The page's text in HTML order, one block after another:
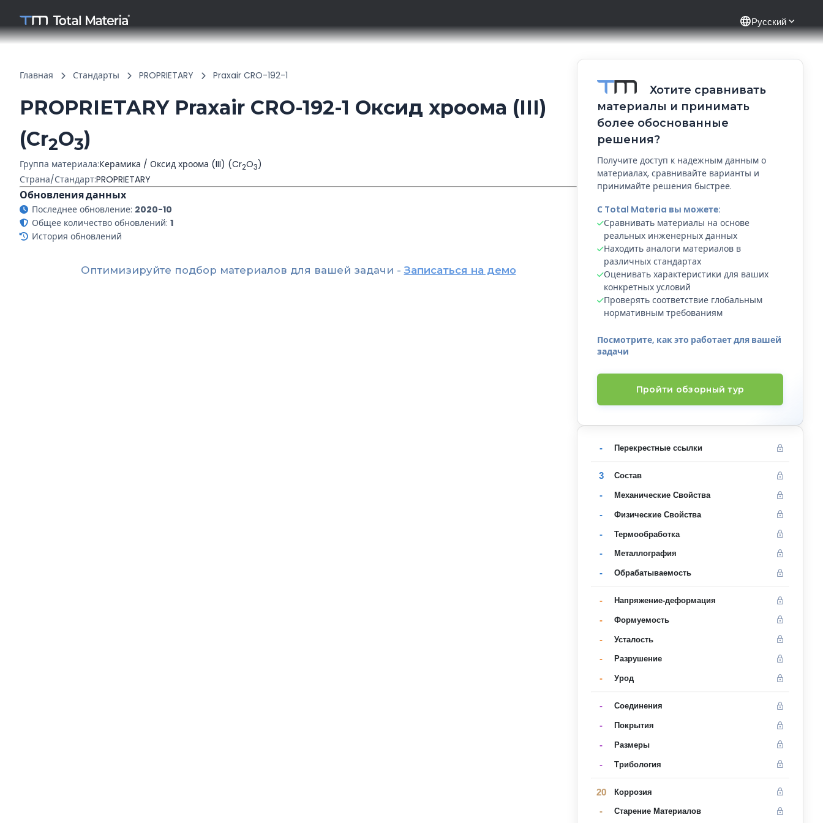
languageРусский
Главная Стандарты PROPRIETARY Praxair CRO-192-1
PROPRIETARY Praxair CRO-192-1 Оксид хроома (III)
(Cr2O3)
Группа материала:Керамика / Оксид хроома (III) (Cr2O3)
Страна/Стандарт:PROPRIETARY
Обновления данных
Последнее обновление: 2020-10
Общее количество обновлений: 1
История обновлений
Оптимизируйте подбор материалов для вашей задачи -Записаться на демо
Хотите сравнивать
материалы и принимать
более обоснованные
решения?
Получите доступ к надежным данным о
материалах, сравнивайте варианты и
принимайте решения быстрее.
С Total Materia вы можете:
Сравнивать материалы на основе
реальных инженерных данных
Находить аналоги материалов в
различных стандартах
Оценивать характеристики для ваших
конкретных условий
Проверять соответствие глобальным
нормативным требованиям
Посмотрите, как это работает для вашей
задачи
Пройти обзорный тур
- Перекрестные ссылки
3 Состав
- Механические Свойства
- Физические Свойства
- Термообработка
- Металлография
- Oбрабатываемость
- Напряжение-деформация
- Формуемость
- Усталость
- Разрушение
- Урод
- Соединения
- Покрытия
- Размеры
- Трибология
20 Коррозия
- Старение Материалов